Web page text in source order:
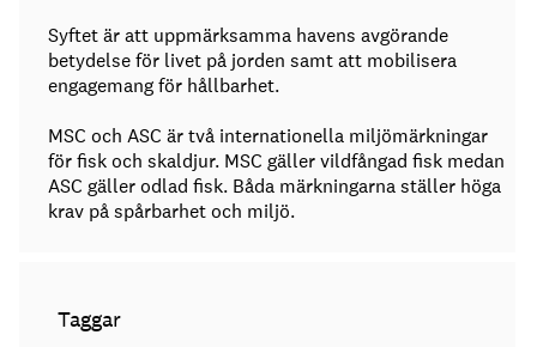
Syftet är att uppmärksamma havens avgörande
betydelse för livet på jorden samt att mobilisera
engagemang för hållbarhet.
MSC och ASC är två internationella miljömärkningar
för fisk och skaldjur. MSC gäller vildfångad fisk medan
ASC gäller odlad fisk. Båda märkningarna ställer höga
krav på spårbarhet och miljö.
Taggar